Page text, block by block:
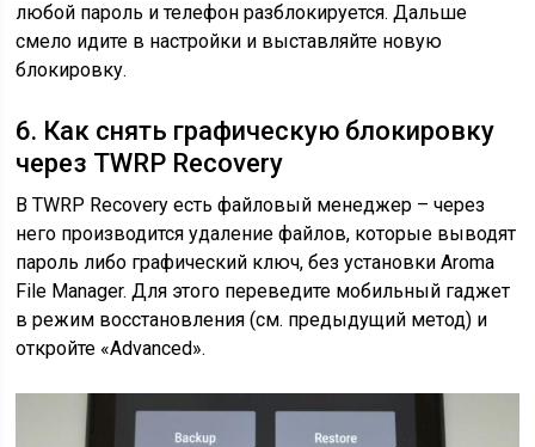
любой пароль и телефон разблокируется. Дальше
смело идите в настройки и выставляйте новую
блокировку.
6. Как снять графическую блокировку
через TWRP Recovery
В TWRP Recovery есть файловый менеджер – через
него производится удаление файлов, которые выводят
пароль либо графический ключ, без установки Aroma
File Manager. Для этого переведите мобильный гаджет
в режим восстановления (см. предыдущий метод) и
откройте «Advanced».